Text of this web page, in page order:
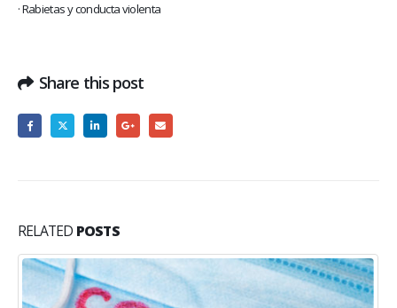
· Rabietas y conducta violenta
Share this post
RELATED POSTS